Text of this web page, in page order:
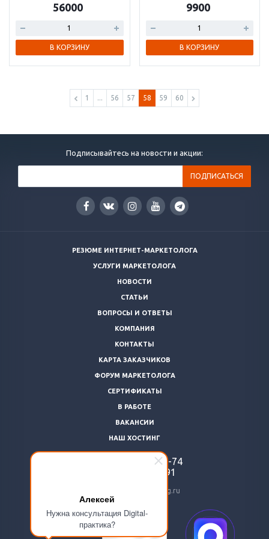
Алексей
Нужна консультация Digital-
практика?
56000
В КОРЗИНУ
9900
В КОРЗИНУ
1 ... 56 57 58 59 60
Подписывайтесь на новости и акции:
РЕЗЮМЕ ИНТЕРНЕТ-МАРКЕТОЛОГА
УСЛУГИ МАРКЕТОЛОГА
НОВОСТИ
СТАТЬИ
ВОПРОСЫ И ОТВЕТЫ
КОМПАНИЯ
КОНТАКТЫ
КАРТА ЗАКАЗЧИКОВ
ФОРУМ МАРКЕТОЛОГА
СЕРТИФИКАТЫ
В РАБОТЕ
ВАКАНСИИ
НАШ ХОСТИНГ
922-48-74
869-64-91
24@livemarketolog.ru